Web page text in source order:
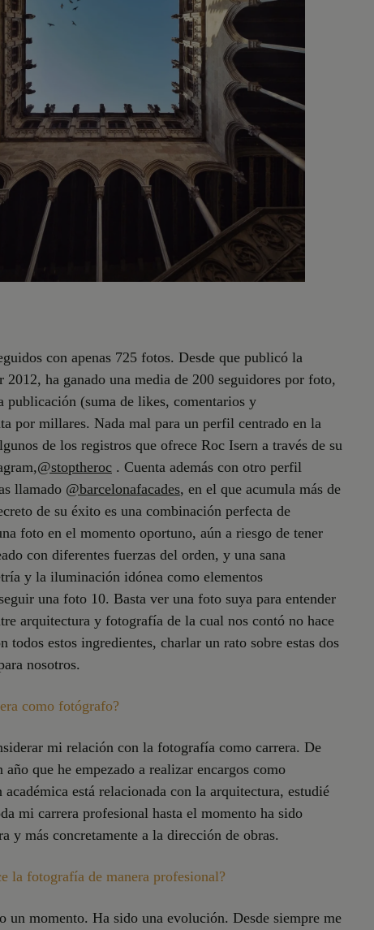
con apenas 725 fotos. Desde que publicó la
ha ganado una media de 200 seguidores por foto,
publicación (suma de likes, comentarios y
por millares. Nada mal para un perfil centrado en la
de los registros que ofrece Roc Isern a través de su
@stoptheroc . Cuenta además con otro perfil
llamado @barcelonafacades, en el que acumula más de
de su éxito es una combinación perfecta de
foto en el momento oportuno, aún a riesgo de tener
con diferentes fuerzas del orden, y una sana
y la iluminación idónea como elementos
una foto 10. Basta ver una foto suya para entender
arquitectura y fotografía de la cual nos contó no hace
todos estos ingredientes, charlar un rato sobre estas dos
nosotros.
como fotógrafo?
mi relación con la fotografía como carrera. De
año que he empezado a realizar encargos como
está relacionada con la arquitectura, estudié
mi carrera profesional hasta el momento ha sido
y más concretamente a la dirección de obras.
la fotografía de manera profesional?
un momento. Ha sido una evolución. Desde siempre me